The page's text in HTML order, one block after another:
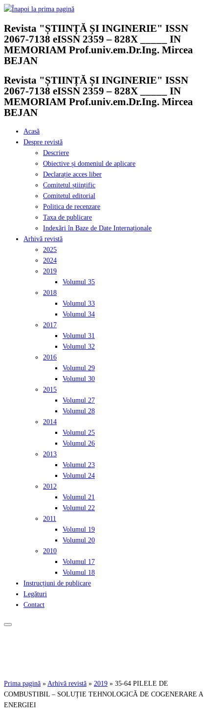
Skip
content
Revista "ȘTIINȚĂ ȘI INGINERIE" ISSN
2067-7138 eISSN 2359 – 828X _____ IN
MEMORIAM Prof.univ.em.Dr.Ing. Mircea
BEJAN
Revista "ȘTIINȚĂ ȘI INGINERIE" ISSN
2067-7138 eISSN 2359 – 828X _____ IN
MEMORIAM Prof.univ.em.Dr.Ing. Mircea
BEJAN
Acasă
Despre revistă
Descriere
Obiective și domeniul de aplicare
Declarație acces liber
Comitetul științific
Comitetul editorial
Politica de recenzare
Taxa de publicare
Indexări în Baze de Date Internaționale
Arhivă revistă
2025
2024
2019
Volumul 35
2018
Volumul 33
Volumul 34
2017
Volumul 31
Volumul 32
2016
Volumul 29
Volumul 30
2015
Volumul 27
Volumul 28
2014
Volumul 25
Volumul 26
2013
Volumul 23
Volumul 24
2012
Volumul 21
Volumul 22
2011
Volumul 19
Volumul 20
2010
Volumul 17
Volumul 18
Instrucțiuni de publicare
Legături
Contact
Prima pagină » Arhivă revistă » 2019 » 35-64 PILELE DE
COMBUSTIBIL – SOLUȚIE TEHNOLOGICĂ DE COGENERARE A
ENERGIEI